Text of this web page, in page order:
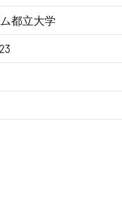
都立大学